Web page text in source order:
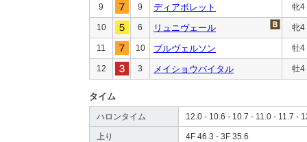
9 9 ディアボレット 牝4
10 6 リュニヴェール 牝4
11 10 ブルヴェルソン 牡4
12 3 メイショウバイタル 牡4
タイム
ハロンタイム 12.0 - 10.6 - 10.7 - 11.0 - 11.7 -
上り 4F 46.3 - 3F 35.6